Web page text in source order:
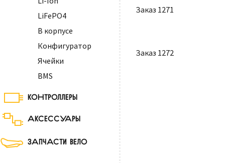
LiFePO4
В корпусе
Конфигуратор
Ячейки
BMS
КОНТРОЛЛЕРЫ
АКСЕССУАРЫ
ЗАПЧАСТИ ВЕЛО
Заказ 1271
Заказ 1272